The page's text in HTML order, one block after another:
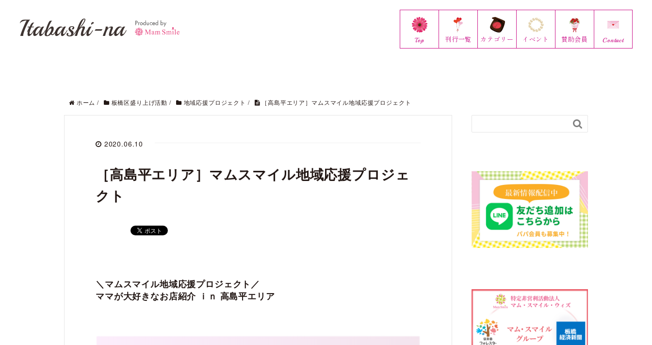
Itabashi-na Top 刊行一覧 カテゴリー イベント 賛助会員 Contact
ホーム / 板橋区盛り上げ活動 / 地域応援プロジェクト / ［高島平エリア］マムスマイル地域応援プロジェクト
2020.06.10
［高島平エリア］マムスマイル地域応援プロジェ
クト
＼マムスマイル地域応援プロジェクト／
ママが大好きなお店紹介 ｉｎ 高島平エリア
